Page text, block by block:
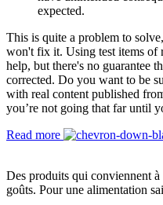
expected.
This is quite a problem to
won't fix it. Using test items of
help, but there's no guarantee
corrected. Do you want to be
with real content published
you’re not going that far until
Read more
Des produits qui conviennent à
goûts. Pour une alimentation